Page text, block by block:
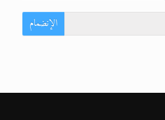
الإنضمام